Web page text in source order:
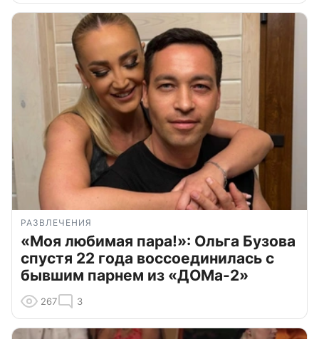
РАЗВЛЕЧЕНИЯ
«Моя любимая пара!»: Ольга Бузова
спустя 22 года воссоединилась с
бывшим парнем из «ДОМа-2»
267 3